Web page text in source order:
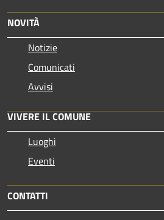
NOVITÀ
Notizie
Comunicati
Avvisi
VIVERE IL COMUNE
Luoghi
Eventi
CONTATTI